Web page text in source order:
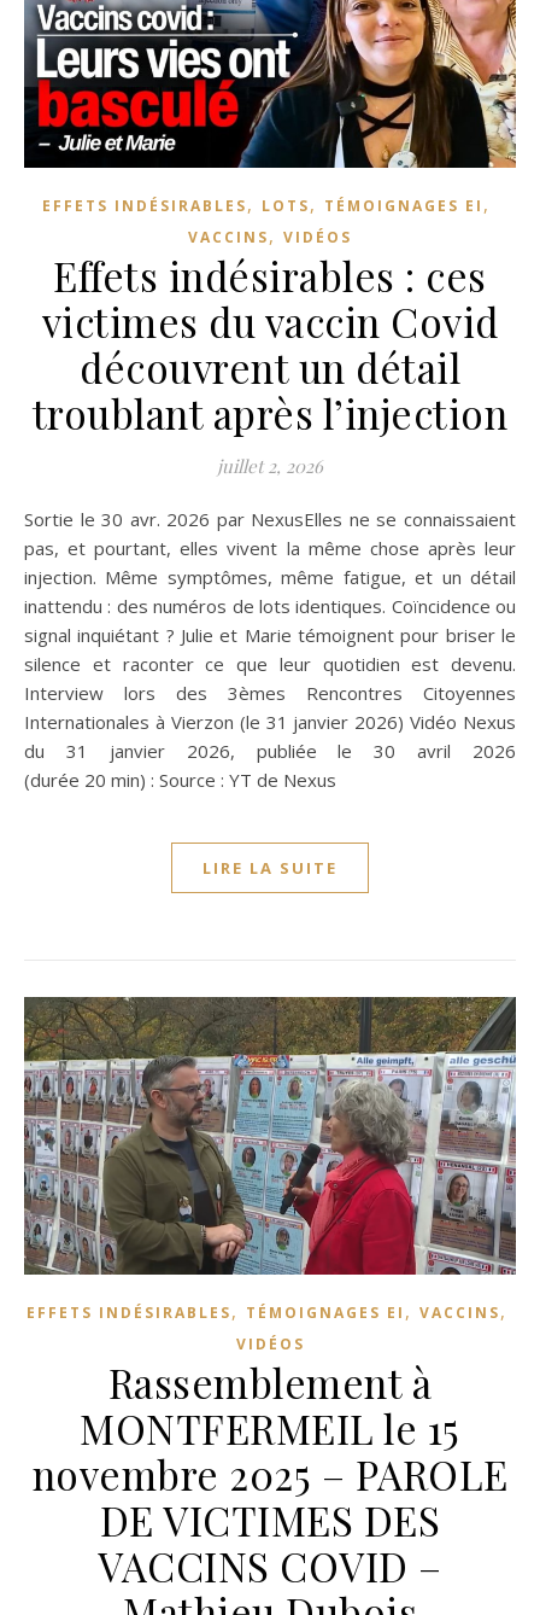
EFFETS INDÉSIRABLES, LOTS, TÉMOIGNAGES EI ,
VACCINS, VIDÉOS
Effets indésirables : ces
victimes du vaccin Covid
découvrent un détail
troublant après l’injection
juillet 2, 2026
Sortie le 30 avr. 2026 par NexusElles ne se connaissaient
pas, et pourtant, elles vivent la même chose après leur
injection. Même symptômes, même fatigue, et un détail
inattendu : des numéros de lots identiques. Coïncidence ou
signal inquiétant ? Julie et Marie témoignent pour briser le
silence et raconter ce que leur quotidien est devenu.
Interview lors des 3èmes Rencontres Citoyennes
Internationales à Vierzon (le 31 janvier 2026) Vidéo Nexus
du 31 janvier 2026, publiée le 30 avril 2026
(durée 20 min) : Source : YT de Nexus
LIRE LA SUITE
EFFETS INDÉSIRABLES, TÉMOIGNAGES EI , VACCINS,
VIDÉOS
Rassemblement à
MONTFERMEIL le 15
novembre 2025 – PAROLE
DE VICTIMES DES
VACCINS COVID –